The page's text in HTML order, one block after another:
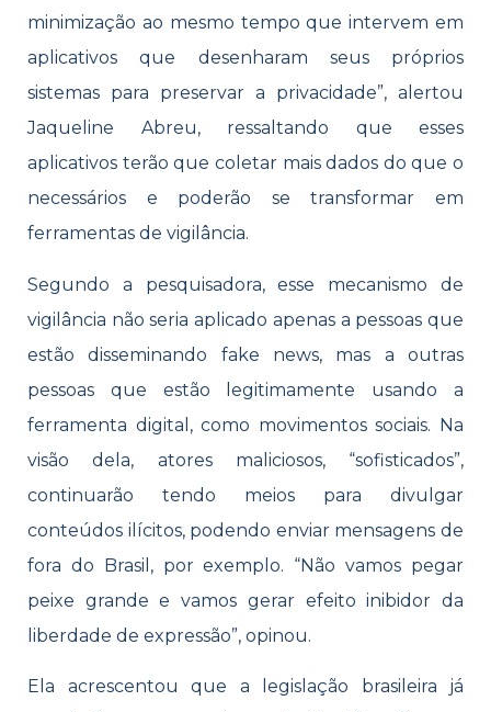
minimização ao mesmo tempo que intervem em
aplicativos que desenharam seus próprios
sistemas para preservar a privacidade”, alertou
Jaqueline Abreu, ressaltando que esses
aplicativos terão que coletar mais dados do que o
necessários e poderão se transformar em
ferramentas de vigilância.
Segundo a pesquisadora, esse mecanismo de
vigilância não seria aplicado apenas a pessoas que
estão disseminando fake news, mas a outras
pessoas que estão legitimamente usando a
ferramenta digital, como movimentos sociais. Na
visão dela, atores maliciosos, “sofisticados”,
continuarão tendo meios para divulgar
conteúdos ilícitos, podendo enviar mensagens de
fora do Brasil, por exemplo. “Não vamos pegar
peixe grande e vamos gerar efeito inibidor da
liberdade de expressão”, opinou.
Ela acrescentou que a legislação brasileira já